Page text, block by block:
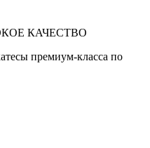
КАЧЕСТВО
премиум-класса по